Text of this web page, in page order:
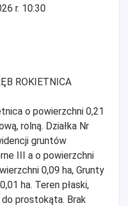
r. 10:30
ROKIETNICA
o powierzchni 0,21
rolną. Działka Nr
gruntów
III a o powierzchni
0,09 ha, Grunty
ha. Teren płaski,
prostokąta. Brak